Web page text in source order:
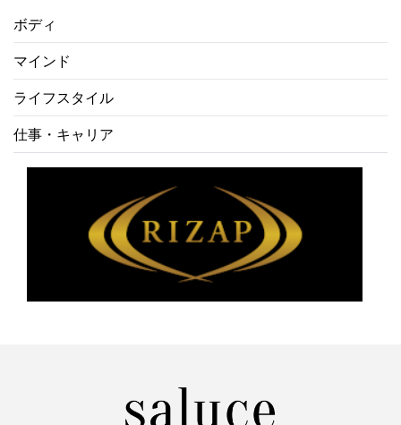
ボディ
マインド
ライフスタイル
仕事・キャリア